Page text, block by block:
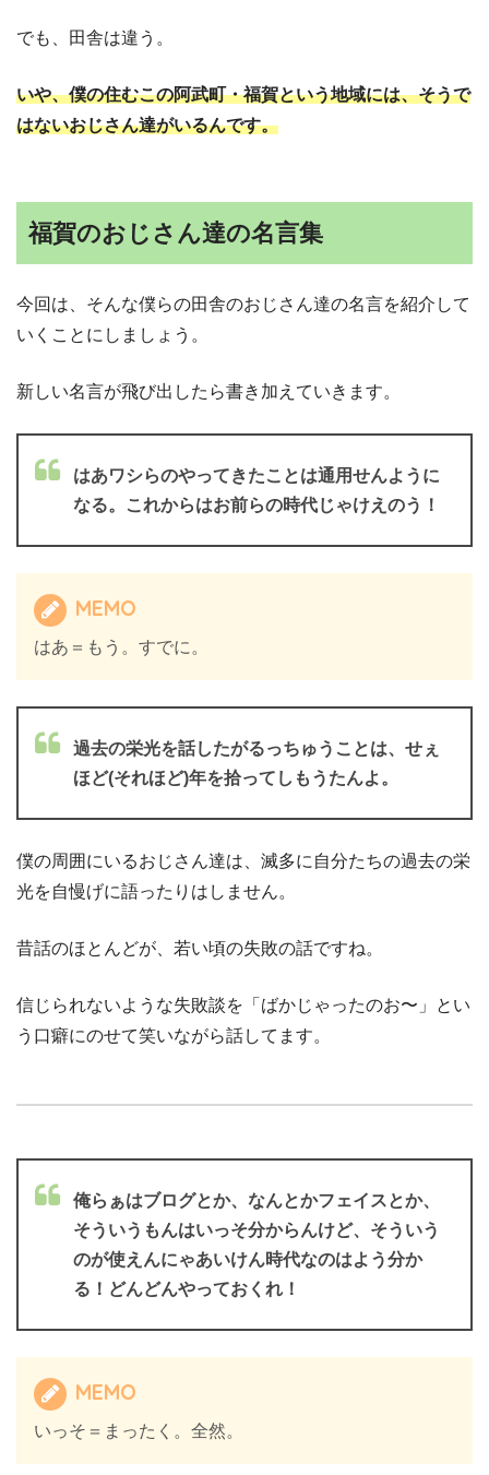
でも、田舎は違う。
いや、僕の住むこの阿武町・福賀という地域には、そうで
はないおじさん達がいるんです。
福賀のおじさん達の名言集
今回は、そんな僕らの田舎のおじさん達の名言を紹介して
いくことにしましょう。
新しい名言が飛び出したら書き加えていきます。
はあワシらのやってきたことは通用せんように
なる。これからはお前らの時代じゃけえのう！
MEMO
はあ＝もう。すでに。
過去の栄光を話したがるっちゅうことは、せぇ
ほど(それほど)年を拾ってしもうたんよ。
僕の周囲にいるおじさん達は、滅多に自分たちの過去の栄
光を自慢げに語ったりはしません。
昔話のほとんどが、若い頃の失敗の話ですね。
信じられないような失敗談を「ばかじゃったのお〜」とい
う口癖にのせて笑いながら話してます。
俺らぁはブログとか、なんとかフェイスとか、
そういうもんはいっそ分からんけど、そういう
のが使えんにゃあいけん時代なのはよう分か
る！どんどんやっておくれ！
MEMO
いっそ＝まったく。全然。